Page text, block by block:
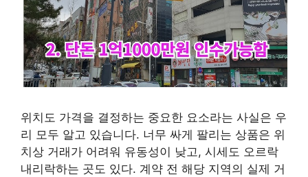
위치도 가격을 결정하는 중요한 요소라는 사실은 우
리 모두 알고 있습니다. 너무 싸게 팔리는 상품은 위
치상 거래가 어려워 유동성이 낮고, 시세도 오르락
내리락하는 곳도 있다. 계약 전 해당 지역의 실제 거